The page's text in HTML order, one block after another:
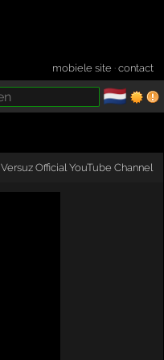
mobiele site ·contact
🇳🇱
Versuz Official YouTube Channel